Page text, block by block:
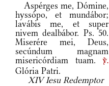
Aspérges me, Dómine,
hyssópo, et mundábor;
lavábis me, et super
nivem dealbábor. Ps. 50.
Miserére mei, Deus,
secúndum magnam
misericórdiam tuam.
v.
Glória Patri.
XIV Iesu Redemptor